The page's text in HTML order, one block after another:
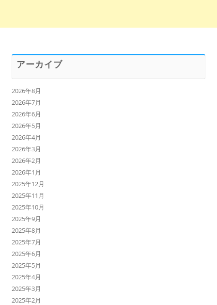
アーカイブ
2026年8月
2026年7月
2026年6月
2026年5月
2026年4月
2026年3月
2026年2月
2026年1月
2025年12月
2025年11月
2025年10月
2025年9月
2025年8月
2025年7月
2025年6月
2025年5月
2025年4月
2025年3月
2025年2月